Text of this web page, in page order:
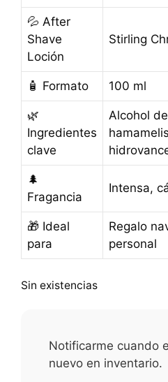
💦 After
Shave
Loción
Stirling
🧴 Formato 100 ml
🌿
Ingredientes
clave
Alcohol
🌲
Fragancia
Intensa,
🎁 Ideal
para
Regalo
personal
Sin existencias
Notificarme cuando
nuevo en inventario.